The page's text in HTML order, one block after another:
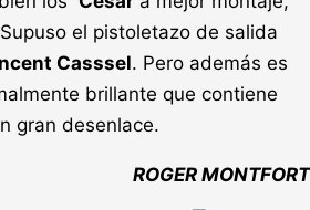
el pistoletazo de salida
Casssel. Pero además es
brillante que contiene
gran desenlace.
ROGER MONTFORT